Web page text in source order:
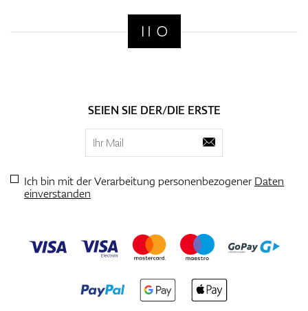
SEIEN SIE DER/DIE ERSTE
Ich bin mit der Verarbeitung personenbezogenerDaten
einverstanden